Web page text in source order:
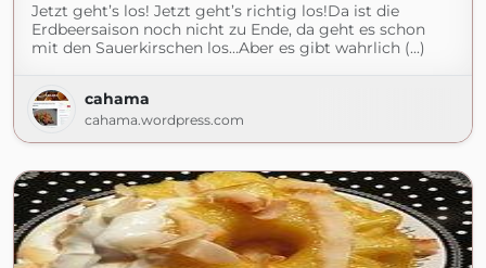
Jetzt geht’s los! Jetzt geht’s richtig los!Da ist die
Erdbeersaison noch nicht zu Ende, da geht es schon
mit den Sauerkirschen los…Aber es gibt wahrlich (...)
cahama
cahama.wordpress.com